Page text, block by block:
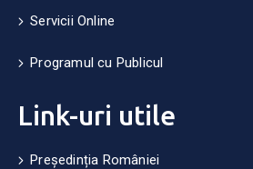
Servicii Online
Programul cu Publicul
Link-uri utile
Președinția României